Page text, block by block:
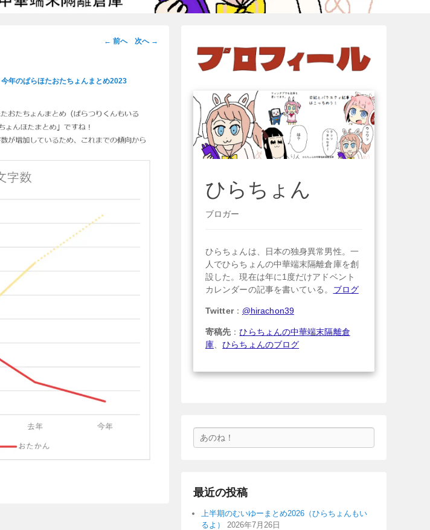
画
ビ
ー
ョ
ン
← 前へ 次へ →
今年のぱらほたおたちょんまとめ2023
ひらちょん
ブロガー
ひらちょんは、日本の独身異常男性。一
人でひらちょんの中華端末隔離倉庫を創
設した。現在は年に1度だけアドベント
カレンダーの記事を書いている。 ブログ
Twitter： @hirachon39
寄稿先 ：ひらちょんの中華端末隔離倉
庫 、ひらちょんのブログ
索
最近の投稿
上半期のむいゆーまとめ2026（ひらちょんもい
るよ）
2026年7月26日